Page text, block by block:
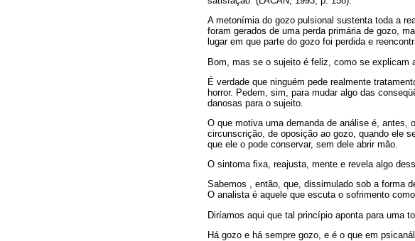
A metonímia do gozo pulsional sustenta toda a
foram gerados de uma perda primária de gozo,
lugar em que parte do gozo foi perdida e
Bom, mas se o sujeito é feliz, como se explicam
É verdade que ninguém pede realmente
horror. Pedem, sim, para mudar algo das
danosas para o sujeito.
O que motiva uma demanda de análise é,
circunscrição, de oposição ao gozo, quando ele
que ele o pode conservar, sem dele abrir mão.
O sintoma fixa, reajusta, mente e revela algo
Sabemos , então, que, dissimulado sob a forma
O analista é aquele que escuta o sofrimento
Diríamos aqui que tal princípio aponta para uma
Há gozo e há sempre gozo, e é o que em